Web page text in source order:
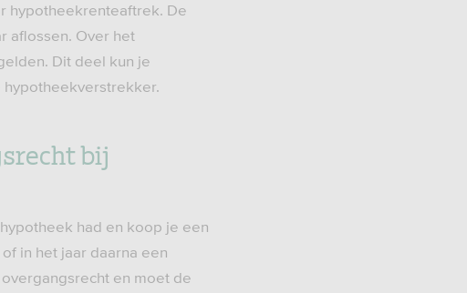
hypotheekrenteaftrek. De
aflossen. Over het
Dit deel kun je
bij
had en koop je een
in het jaar daarna een
en moet de